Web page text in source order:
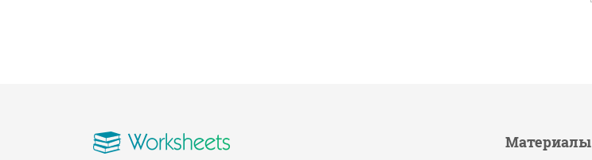
Сложение дробей
Материалы